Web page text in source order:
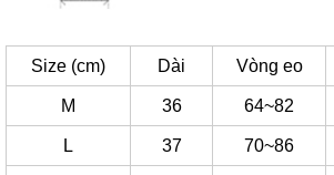
Size (cm) Dài Vòng eo
M 36 64~82
L 37 70~86